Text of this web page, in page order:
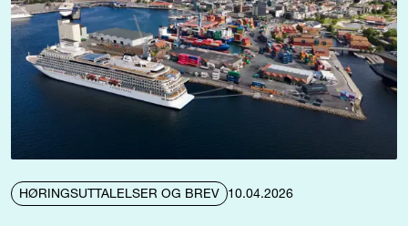
HØRINGSUTTALELSER OG BREV 10.04.2026